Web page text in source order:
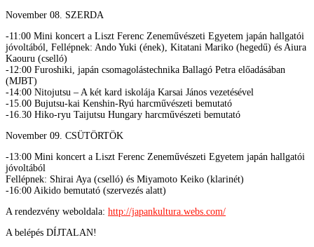
November 08. SZERDA
-11:00 Mini koncert a Liszt Ferenc Zeneművészeti Egyetem japán hallgatói
jóvoltából, Fellépnek: Ando Yuki (ének), Kitatani Mariko (hegedű) és Aiura
Kaouru (cselló)
-12:00 Furoshiki, japán csomagolástechnika Ballagó Petra előadásában
(MJBT)
-14:00 Nitojutsu – A két kard iskolája Karsai János vezetésével
-15.00 Bujutsu-kai Kenshin-Ryú harcművészeti bemutató
-16.30 Hiko-ryu Taijutsu Hungary harcművészeti bemutató
November 09. CSÜTÖRTÖK
-13:00 Mini koncert a Liszt Ferenc Zeneművészeti Egyetem japán hallgatói
jóvoltából
Fellépnek: Shirai Aya (cselló) és Miyamoto Keiko (klarinét)
-16:00 Aikido bemutató (szervezés alatt)
A rendezvény weboldala: http://japankultura.webs.com/
A belépés DÍJTALAN!